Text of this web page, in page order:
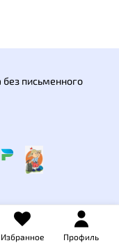
письменного
Избранное Профиль